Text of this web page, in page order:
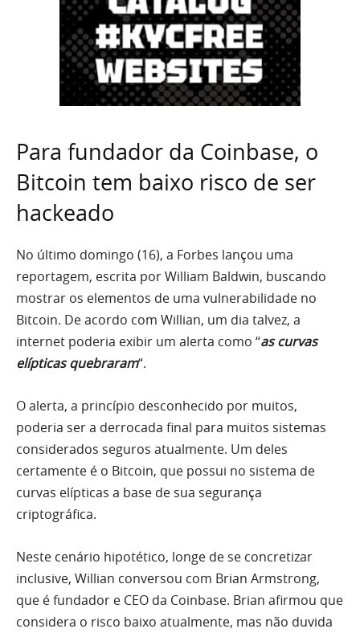
Para fundador da Coinbase, o
Bitcoin tem baixo risco de ser
hackeado
No último domingo (16), a Forbes lançou uma
reportagem, escrita por William Baldwin, buscando
mostrar os elementos de uma vulnerabilidade no
Bitcoin. De acordo com Willian, um dia talvez, a
internet poderia exibir um alerta como “as curvas
elípticas quebraram“.
O alerta, a princípio desconhecido por muitos,
poderia ser a derrocada final para muitos sistemas
considerados seguros atualmente. Um deles
certamente é o Bitcoin, que possui no sistema de
curvas elípticas a base de sua segurança
criptográfica.
Neste cenário hipotético, longe de se concretizar
inclusive, Willian conversou com Brian Armstrong,
que é fundador e CEO da Coinbase. Brian afirmou que
considera o risco baixo atualmente, mas não duvida